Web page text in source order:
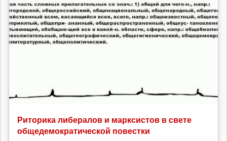
Риторика либералов и марксистов в свете
общедемократической повестки